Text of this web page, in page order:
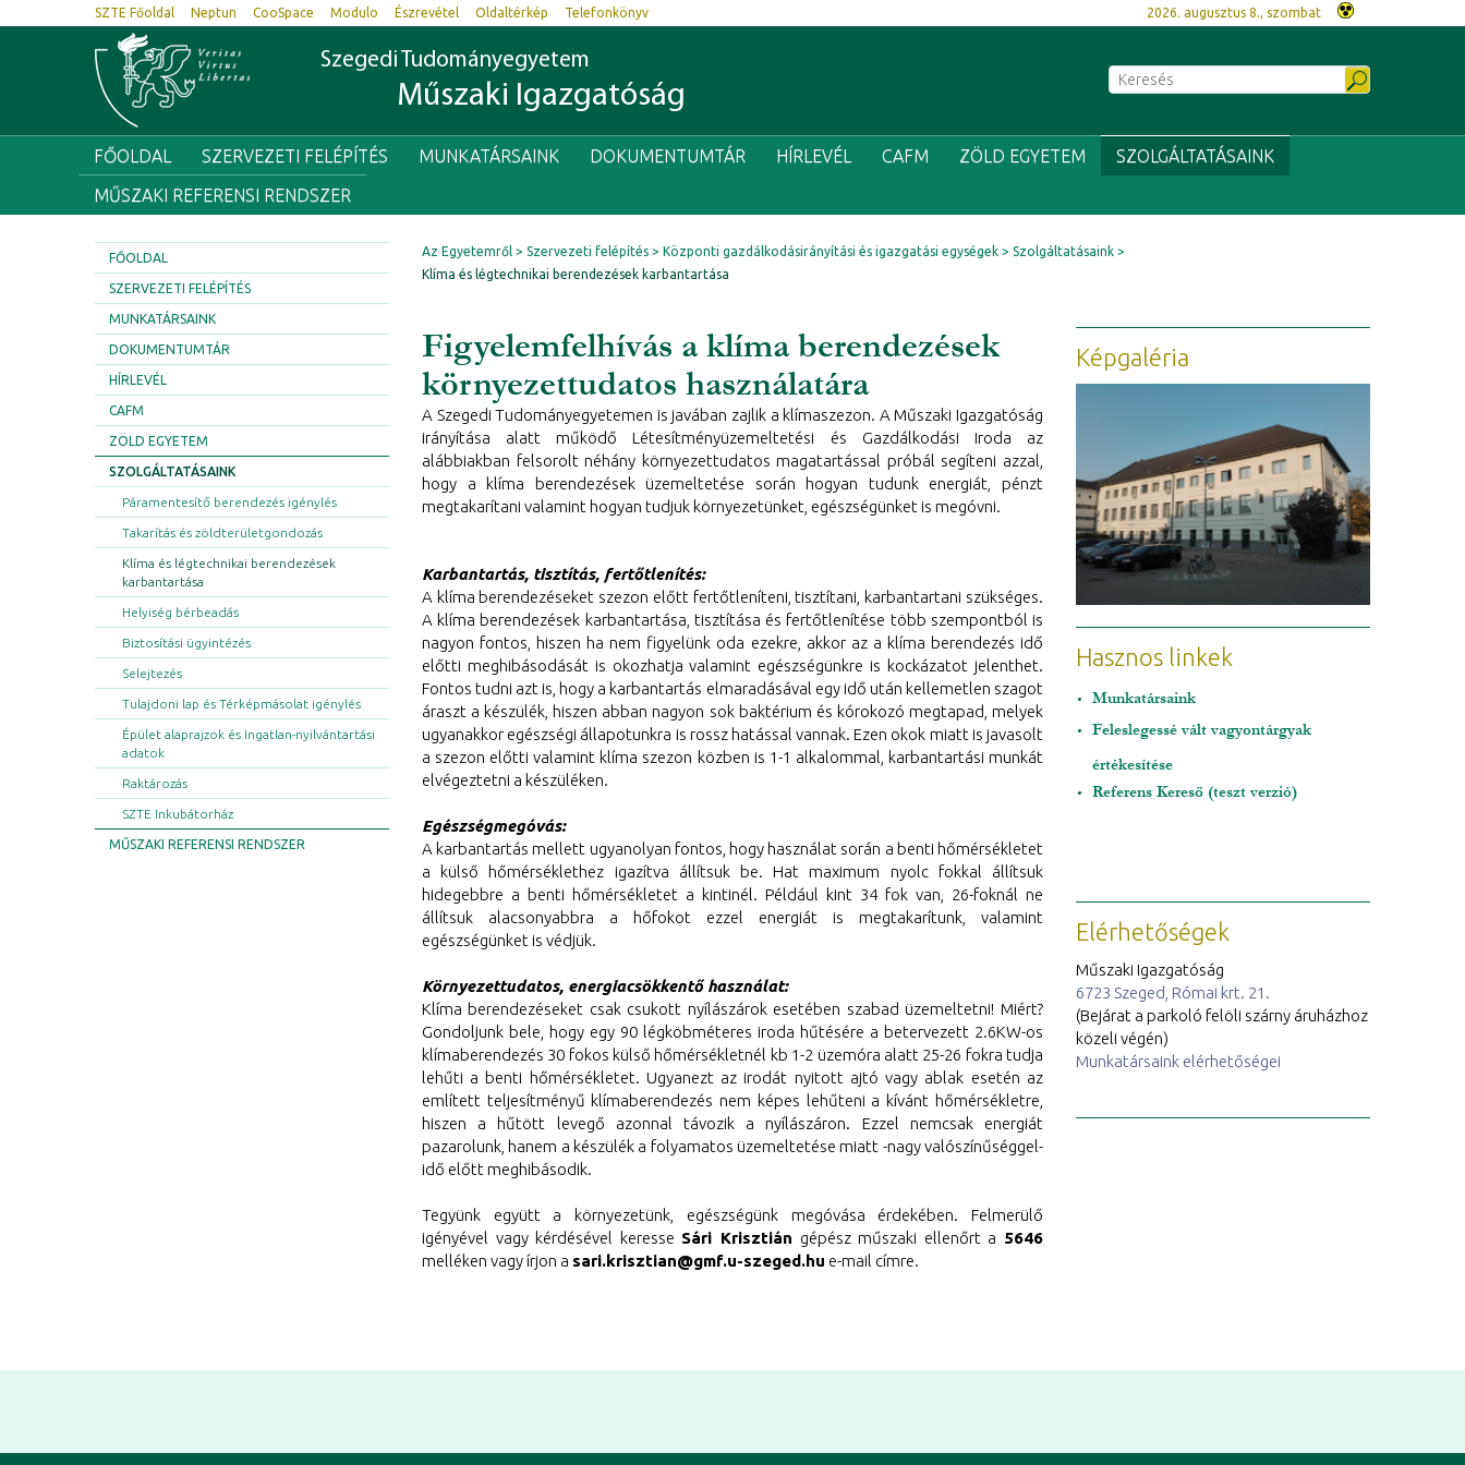
SZTE Főoldal Neptun CooSpace Modulo Észrevétel Oldaltérkép Telefonkönyv 2026. augusztus 8., szombat
Szegedi Tudományegyetem
Műszaki Igazgatóság
FŐOLDAL SZERVEZETI FELÉPÍTÉS MUNKATÁRSAINK DOKUMENTUMTÁR HÍRLEVÉL CAFM ZÖLD EGYETEM
SZOLGÁLTATÁSAINK
MŰSZAKI REFERENSI RENDSZER
FŐOLDAL
SZERVEZETI FELÉPÍTÉS
MUNKATÁRSAINK
DOKUMENTUMTÁR
HÍRLEVÉL
CAFM
ZÖLD EGYETEM
SZOLGÁLTATÁSAINK
Páramentesítő berendezés igénylés
Takarítás és zöldterületgondozás
Klíma és légtechnikai berendezések
karbantartása
Helyiség bérbeadás
Biztosítási ügyintézés
Selejtezés
Tulajdoni lap és Térképmásolat igénylés
Épület alaprajzok és Ingatlan-nyilvántartási
adatok
Raktározás
SZTE Inkubátorház
MŰSZAKI REFERENSI RENDSZER
Az Egyetemről Szervezeti felépítés Központi gazdálkodásirányítási és igazgatási egységek
Szolgáltatásaink
Klíma és légtechnikai berendezések karbantartása
Figyelemfelhívás a klíma berendezések
környezettudatos használatára
A Szegedi Tudományegyetemen is javában zajlik a klímaszezon. A Műszaki Igazgatóság
irányítása alatt működő Létesítményüzemeltetési és Gazdálkodási Iroda az
alábbiakban felsorolt néhány környezettudatos magatartással próbál segíteni azzal,
hogy a klíma berendezések üzemeltetése során hogyan tudunk energiát, pénzt
megtakarítani valamint hogyan tudjuk környezetünket, egészségünket is megóvni.
Karbantartás, tisztítás, fertőtlenítés:
A klíma berendezéseket szezon előtt fertőtleníteni, tisztítani, karbantartani szükséges.
A klíma berendezések karbantartása, tisztítása és fertőtlenítése több szempontból is
nagyon fontos, hiszen ha nem figyelünk oda ezekre, akkor az a klíma berendezés idő
előtti meghibásodását is okozhatja valamint egészségünkre is kockázatot jelenthet.
Fontos tudni azt is, hogy a karbantartás elmaradásával egy idő után kellemetlen szagot
áraszt a készülék, hiszen abban nagyon sok baktérium és kórokozó megtapad, melyek
ugyanakkor egészségi állapotunkra is rossz hatással vannak. Ezen okok miatt is javasolt
a szezon előtti valamint klíma szezon közben is 1-1 alkalommal, karbantartási munkát
elvégeztetni a készüléken.
Egészségmegóvás:
A karbantartás mellett ugyanolyan fontos, hogy használat során a benti hőmérsékletet
a külső hőmérséklethez igazítva állítsuk be. Hat maximum nyolc fokkal állítsuk
hidegebbre a benti hőmérsékletet a kintinél. Például kint 34 fok van, 26-foknál ne
állítsuk alacsonyabbra a hőfokot ezzel energiát is megtakarítunk, valamint
egészségünket is védjük.
Környezettudatos, energiacsökkentő használat:
Klíma berendezéseket csak csukott nyílászárok esetében szabad üzemeltetni! Miért?
Gondoljunk bele, hogy egy 90 légköbméteres iroda hűtésére a betervezett 2.6KW-os
klímaberendezés 30 fokos külső hőmérsékletnél kb 1-2 üzemóra alatt 25-26 fokra tudja
lehűti a benti hőmérsékletet. Ugyanezt az irodát nyitott ajtó vagy ablak esetén az
említett teljesítményű klímaberendezés nem képes lehűteni a kívánt hőmérsékletre,
hiszen a hűtött levegő azonnal távozik a nyílászáron. Ezzel nemcsak energiát
pazarolunk, hanem a készülék a folyamatos üzemeltetése miatt -nagy valószínűséggel-
idő előtt meghibásodik.
Tegyünk együtt a környezetünk, egészségünk megóvása érdekében. Felmerülő
igényével vagy kérdésével keresse Sári Krisztián gépész műszaki ellenőrt a 5646
melléken vagy írjon a sari.krisztian@gmf.u-szeged.hu e-mail címre.
Képgaléria
Hasznos linkek
Munkatársaink
Feleslegessé vált vagyontárgyak
értékesítése
Referens Kereső (teszt verzió)
Elérhetőségek
Műszaki Igazgatóság
6723 Szeged, Római krt. 21.
(Bejárat a parkoló felöli szárny áruházhoz
közeli végén)
Munkatársaink elérhetőségei